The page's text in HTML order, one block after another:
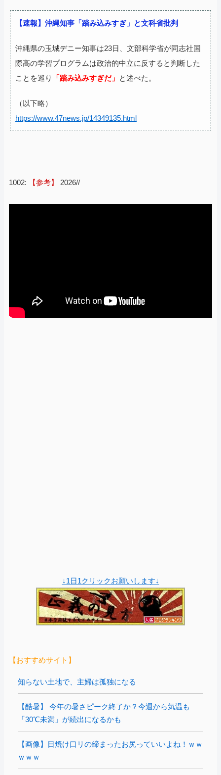
【速報】沖縄知事「踏み込みすぎ」と文科省批判
沖縄県の玉城デニー知事は23日、文部科学省が同志社国
際高の学習プログラムは政治的中立に反すると判断した
ことを巡り
「踏み込みすぎだ」 と述べた。
（以下略）
https://www.47news.jp/14349135.html
1002: 【参考】 2026//
↓1日1クリックお願いします↓
【おすすめサイト】
知らない土地で、主婦は孤独になる
【酷暑】 今年の暑さピーク終了か？今週から気温も
「30℃未満」が続出になるかも
【画像】日焼け口リの締まったお尻っていいよね！ｗｗ
ｗｗｗ